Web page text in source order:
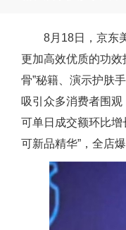
8月18日，京东
更加高效优质的功
骨”秘籍、演示护肤
吸引众多消费者围
可单日成交额环比
可新品精华”，全店